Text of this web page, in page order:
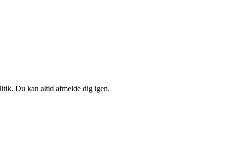
Du kan altid afmelde dig igen.